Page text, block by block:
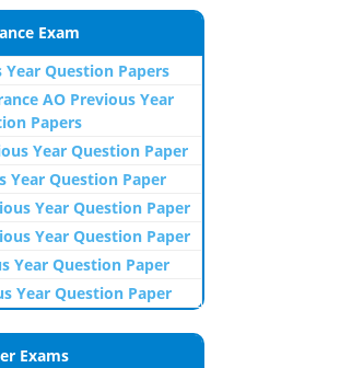
Exam
Year Question Papers
AO Previous Year
Papers
Year Question Paper
Year Question Paper
Year Question Paper
Year Question Paper
Year Question Paper
Year Question Paper
Exams